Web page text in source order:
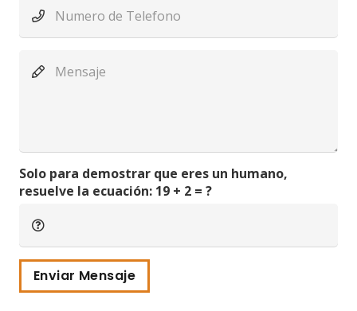
Solo para demostrar que eres un humano,
resuelve la ecuación: 19 + 2 = ?
Enviar Mensaje